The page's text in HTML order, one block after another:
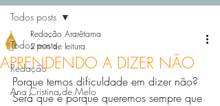
Todos posts
Redação
Ana Cristina de Melo
Todos posts
APRENDENDO A DIZER NÃO
Redação Ararêtama
2 min de leitura
Porque temos dificuldade em dizer não?
Será que é porque queremos sempre que